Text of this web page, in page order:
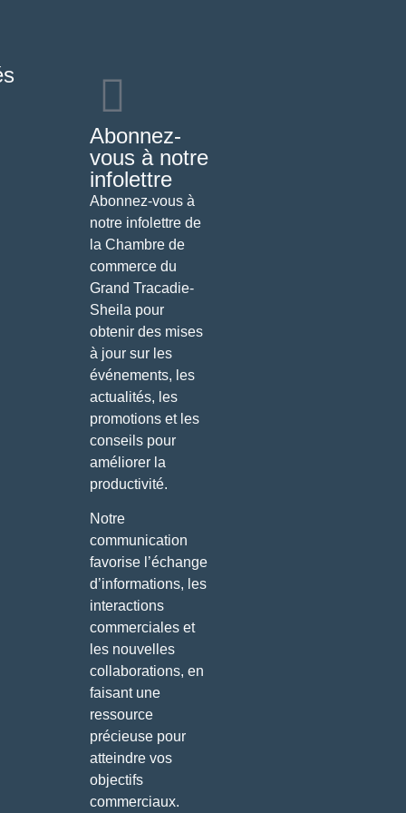
Abonnez-
vous à notre
infolettre
Abonnez-vous à
notre infolettre de
la Chambre de
commerce du
Grand Tracadie-
Sheila pour
obtenir des mises
à jour sur les
événements, les
actualités, les
promotions et les
conseils pour
améliorer la
productivité.
Notre
communication
favorise l’échange
d’informations, les
interactions
commerciales et
les nouvelles
collaborations, en
faisant une
ressource
précieuse pour
atteindre vos
objectifs
commerciaux.